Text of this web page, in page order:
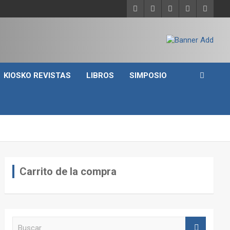
KIOSKO REVISTAS LIBROS SIMPOSIO
Carrito de la compra